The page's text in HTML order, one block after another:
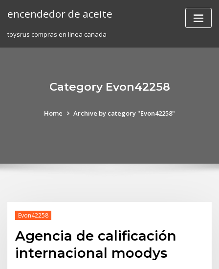
encendedor de aceite
toysrus compras en linea canada
Category Evon42258
Home Archive by category "Evon42258"
Evon42258
Agencia de calificación
internacional moodys